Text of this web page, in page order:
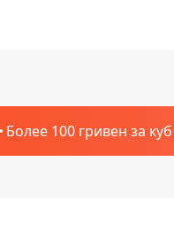
Более 100 гривен за